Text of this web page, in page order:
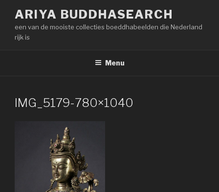
inhoud
springen
ARIYA BUDDHASEARCH
een van de mooiste collecties boeddhabeelden die Nederland
rijk is
Menu
IMG_5179-780×1040